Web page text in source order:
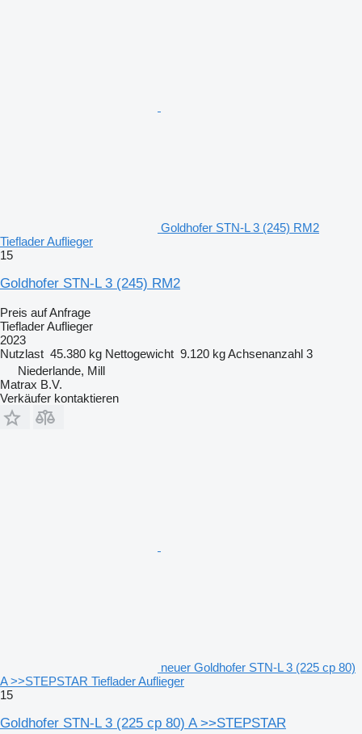
Goldhofer STN-L 3 (245) RM2
Tieflader Auflieger
15
Goldhofer STN-L 3 (245) RM2
Preis auf Anfrage
Tieflader Auflieger
2023
Nutzlast 45.380 kg Nettogewicht 9.120 kgAchsenanzahl 3
Niederlande, Mill
Matrax B.V.
Verkäufer kontaktieren
neuer Goldhofer STN-L 3 (225 cp 80)
A >>STEPSTAR Tieflader Auflieger
15
Goldhofer STN-L 3 (225 cp 80) A >>STEPSTAR